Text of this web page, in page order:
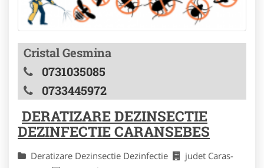
Cristal Gesmina
0731035085
0733445972
DERATIZARE DEZINSECTIE
DEZINFECTIE CARANSEBES
Deratizare Dezinsectie Dezinfectie
judet Caras-